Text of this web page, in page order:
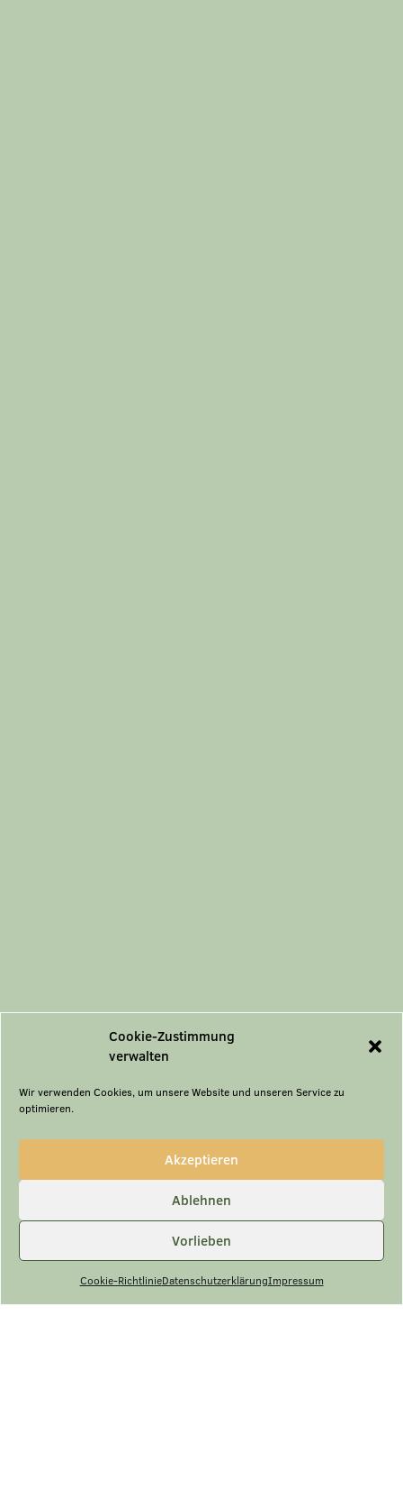
Cookie-Zustimmung
verwalten
Wir verwenden Cookies, um unsere Website und unseren Service zu
optimieren.
Akzeptieren
Ablehnen
Vorlieben
Cookie-RichtlinieDatenschutzerklärungImpressum